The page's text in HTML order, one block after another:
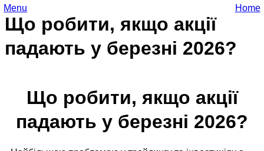
Що робити, якщо акції
падають у березні 2026?
Menu Home
Що робити, якщо акції
падають у березні 2026?